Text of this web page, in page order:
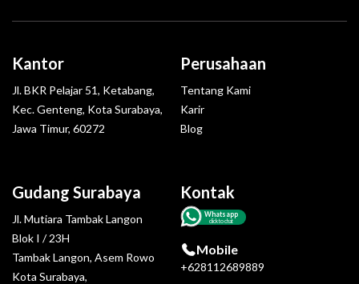
Gudang Surabaya
Jl. Mutiara Tambak Langon
Blok I / 23H
Tambak Langon, Asem Rowo
Kota Surabaya,
Kantor
Jl. BKR Pelajar 51, Ketabang,
Kec. Genteng, Kota Surabaya,
Jawa Timur, 60272
Kontak
Whatsapp
click to chat
Mobile
+628112689889
Perusahaan
Tentang Kami
Karir
Blog